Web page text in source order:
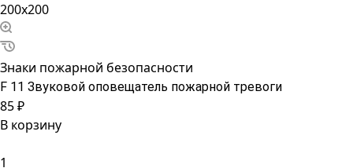
200x200
Знаки пожарной безопасности
F 11 Звуковой оповещатель пожарной тревоги
85 ₽
В корзину